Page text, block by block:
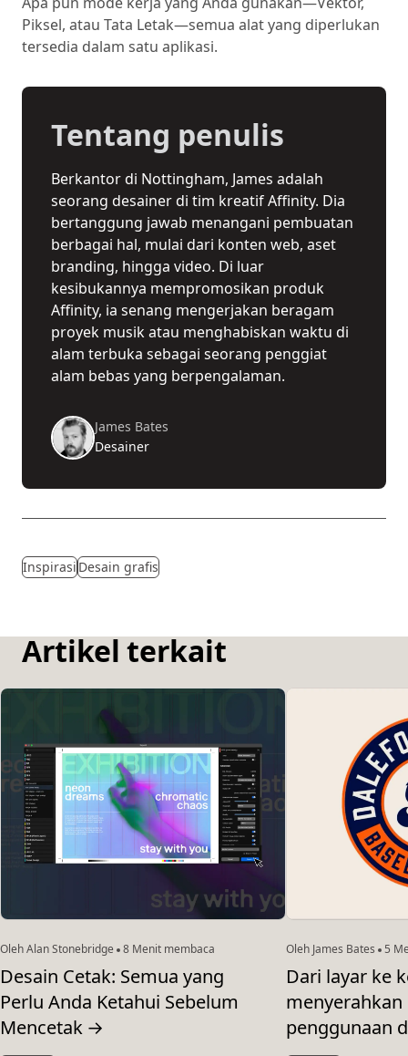
Piksel, atau Tata Letak—semua alat yang diperlukan
tersedia dalam satu aplikasi.
Tentang penulis
Berkantor di Nottingham, James adalah
seorang desainer di tim kreatif Affinity. Dia
bertanggung jawab menangani pembuatan
berbagai hal, mulai dari konten web, aset
branding, hingga video. Di luar
kesibukannya mempromosikan produk
Affinity, ia senang mengerjakan beragam
proyek musik atau menghabiskan waktu di
alam terbuka sebagai seorang penggiat
alam bebas yang berpengalaman.
James Bates
Desainer
Inspirasi Desain grafis
Artikel terkait
Oleh Alan Stonebridge 8 Menit membaca
Desain Cetak: Semua yang
Perlu Anda Ketahui Sebelum
Mencetak →
Oleh James Bates 5
Dari layar ke
penggunaan